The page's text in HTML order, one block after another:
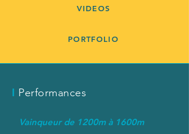
VIDEOS
PORTFOLIO
I Performances
Vainqueur de 1200m à 1600m